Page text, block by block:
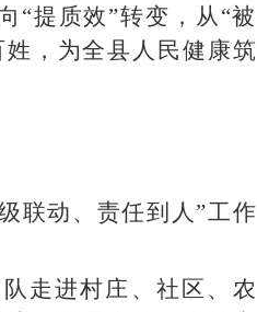
“提质效”转变，从“被
，为全县人民健康筑
联动、责任到人”工作
走进村庄、社区、农